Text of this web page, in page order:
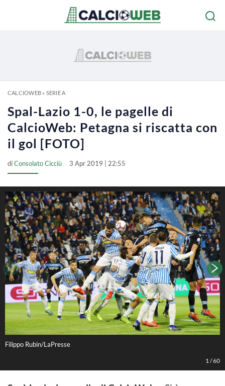
CALCIOWEB» SERIE A
Spal-Lazio 1-0, le pagelle di
CalcioWeb: Petagna si riscatta con
il gol [FOTO]
diConsolato Cicciù 3 Apr 2019 | 22:55
Filippo Rubin/LaPresse
1 /60